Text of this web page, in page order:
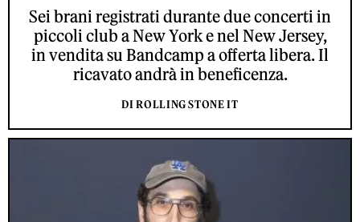
Sei brani registrati durante due concerti in
piccoli club a New York e nel New Jersey,
in vendita su Bandcamp a offerta libera. Il
ricavato andrà in beneficenza.
DI ROLLING STONE IT